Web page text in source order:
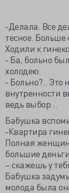
-Делала. Все
тесное. Больше
Ходили к
- Ба, больно
холодею.
- Больно?.. Это
внутренности
ведь выбор…
Бабушка
-Квартира
Полная
большие
– скажешь у
Бабушка
молода была